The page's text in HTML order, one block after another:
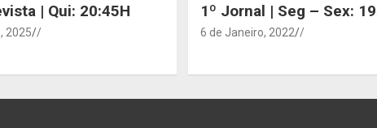
| Qui: 20:45H
2025 /
1º Jornal | Seg – Sex:
6 de Janeiro, 2022 /